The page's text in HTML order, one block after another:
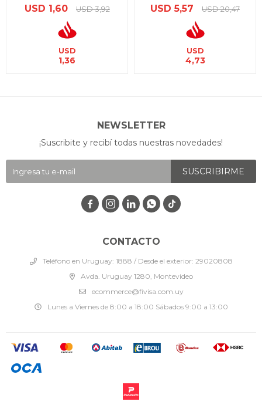
USD 1,60 USD 3,92
USD
1,36
USD 5,57 USD 20,47
USD
4,73
CONTACTO
Teléfono en Uruguay: 1888 / Desde el exterior: 29020808
Avda. Uruguay 1280, Montevideo
ecommerce@fivisa.com.uy
Lunes a Viernes de 8:00 a 18:00 Sábados 9:00 a 13:00
NEWSLETTER
¡Suscribite y recibí todas nuestras novedades!
SUSCRIBIRME
   